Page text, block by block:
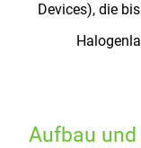
Devices), die
Aufbau und